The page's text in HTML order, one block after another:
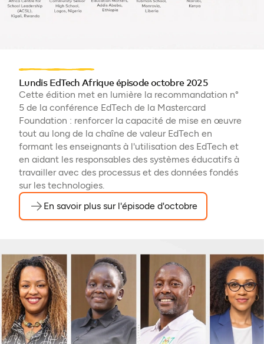
Lundis EdTech Afrique épisode octobre 2025
Cette édition met en lumière la recommandation n°
5 de la conférence EdTech de la Mastercard
Foundation : renforcer la capacité de mise en œuvre
tout au long de la chaîne de valeur EdTech en
formant les enseignants à l'utilisation des EdTech et
en aidant les responsables des systèmes éducatifs à
travailler avec des processus et des données fondés
sur les technologies.
En savoir plus sur l'épisode d'octobre